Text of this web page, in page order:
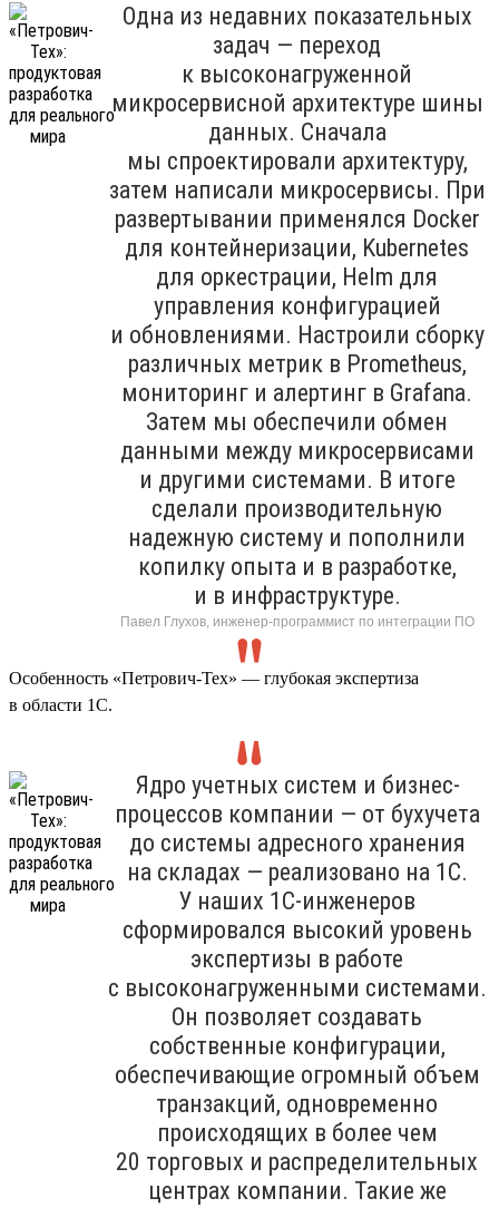
Одна из недавних показательных
задач — переход
к высоконагруженной
микросервисной архитектуре шины
данных. Сначала
мы спроектировали архитектуру,
затем написали микросервисы. При
развертывании применялся Docker
для контейнеризации, Kubernetes
для оркестрации, Helm для
управления конфигурацией
и обновлениями. Настроили сборку
различных метрик в Prometheus,
мониторинг и алертинг в Grafana.
Затем мы обеспечили обмен
данными между микросервисами
и другими системами. В итоге
сделали производительную
надежную систему и пополнили
копилку опыта и в разработке,
и в инфраструктуре.
Павел Глухов, инженер-программист по интеграции ПО
Особенность «Петрович-Тех» — глубокая экспертиза
в области 1С.
Ядро учетных систем и бизнес-
процессов компании — от бухучета
до системы адресного хранения
на складах — реализовано на 1С.
У наших 1С-инженеров
сформировался высокий уровень
экспертизы в работе
с высоконагруженными системами.
Он позволяет создавать
собственные конфигурации,
обеспечивающие огромный объем
транзакций, одновременно
происходящих в более чем
20 торговых и распределительных
центрах компании. Такие же